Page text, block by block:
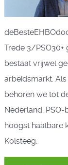
Trede 3/PSO30+
bestaat vrijwel
arbeidsmarkt.
behoren we tot
Nederland. PSO-
hoogst haalbare
Kolsteeg.